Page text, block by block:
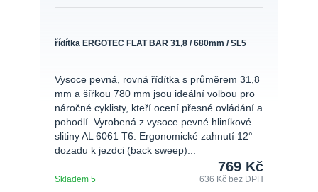
řídítka ERGOTEC FLAT BAR 31,8 / 680mm / SL5
Vysoce pevná, rovná řídítka s průměrem 31,8
mm a šířkou 780 mm jsou ideální volbou pro
náročné cyklisty, kteří ocení přesné ovládání a
pohodlí. Vyrobená z vysoce pevné hliníkové
slitiny AL 6061 T6. Ergonomické zahnutí 12°
dozadu k jezdci (back sweep)...
769 Kč
636 Kčbez DPH
Skladem 5